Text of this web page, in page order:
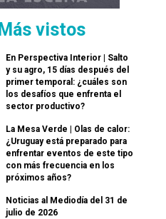
Más vistos
En Perspectiva Interior | Salto
y su agro, 15 días después del
primer temporal: ¿cuáles son
los desafíos que enfrenta el
sector productivo?
La Mesa Verde | Olas de calor:
¿Uruguay está preparado para
enfrentar eventos de este tipo
con más frecuencia en los
próximos años?
Noticias al Mediodía del 31 de
julio de 2026